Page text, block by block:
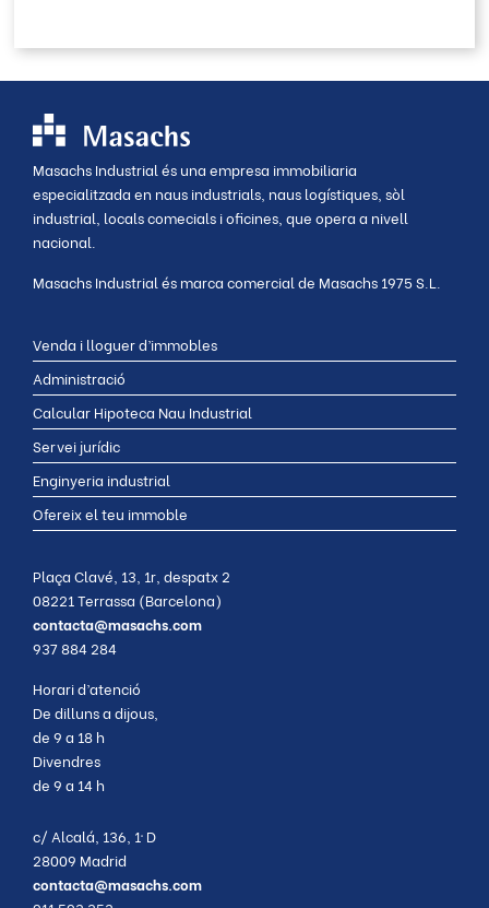
Masachs Industrial és una empresa immobiliaria
especialitzada en naus industrials, naus logístiques, sòl
industrial, locals comecials i oficines, que opera a nivell
nacional.
Masachs Industrial és marca comercial de Masachs 1975 S.L.
Venda i lloguer d’immobles
Administració
Calcular Hipoteca Nau Industrial
Servei jurídic
Enginyeria industrial
Ofereix el teu immoble
Plaça Clavé, 13, 1r, despatx 2
08221 Terrassa (Barcelona)
contacta@masachs.com
937 884 284
Horari d’atenció
De dilluns a dijous,
de 9 a 18 h
Divendres
de 9 a 14 h
c/ Alcalá, 136, 1º D
28009 Madrid
contacta@masachs.com